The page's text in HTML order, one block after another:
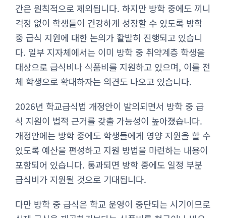
간은 원칙적으로 제외됩니다. 하지만 방학 중에도 끼니
걱정 없이 학생들이 건강하게 성장할 수 있도록 방학
중 급식 지원에 대한 논의가 활발히 진행되고 있습니
다. 일부 지자체에서는 이미 방학 중 취약계층 학생을
대상으로 급식비나 식품비를 지원하고 있으며, 이를 전
체 학생으로 확대하자는 의견도 나오고 있습니다.
2026년 학교급식법 개정안이 발의되면서 방학 중 급
식 지원이 법적 근거를 갖출 가능성이 높아졌습니다.
개정안에는 방학 중에도 학생들에게 영양 지원을 할 수
있도록 예산을 편성하고 지원 방법을 마련하는 내용이
포함되어 있습니다. 통과되면 방학 중에도 일정 부분
급식비가 지원될 것으로 기대됩니다.
다만 방학 중 급식은 학교 운영이 중단되는 시기이므로